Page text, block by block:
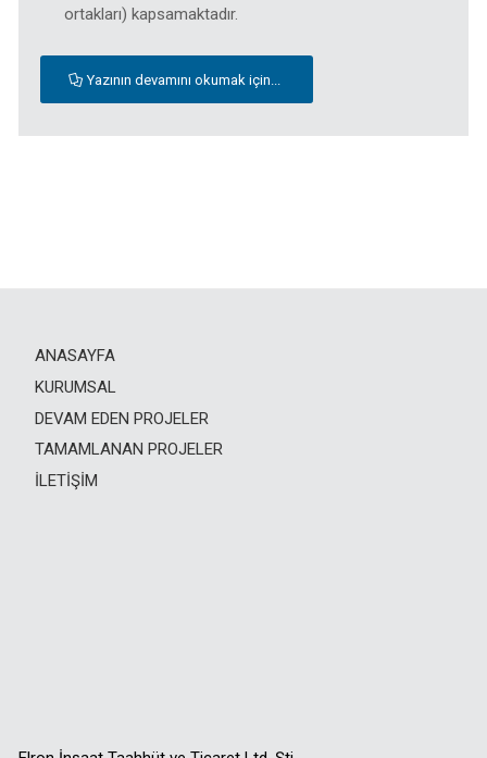
ortakları) kapsamaktadır.
Yazının devamını okumak için...
ANASAYFA
KURUMSAL
DEVAM EDEN PROJELER
TAMAMLANAN PROJELER
İLETIŞIM